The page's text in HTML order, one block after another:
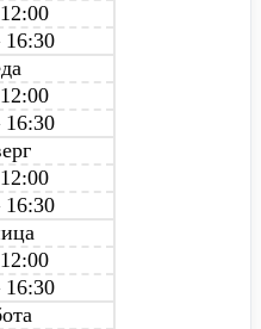
16:30
16:30
16:30
16:30